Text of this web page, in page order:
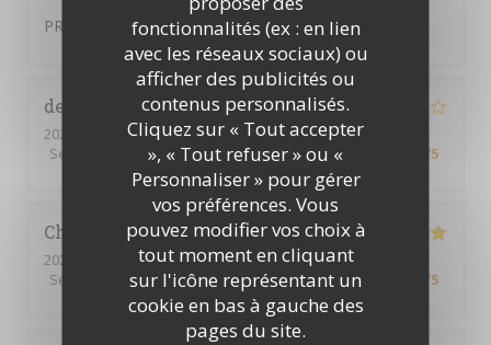
fonctionnalités (ex : en lien
avec les réseaux sociaux) ou
afficher des publicités ou
contenus personnalisés.
Cliquez sur « Tout accepter
», « Tout refuser » ou «
Personnaliser » pour gérer
vos préférences. Vous
pouvez modifier vos choix à
tout moment en cliquant
sur l'icône représentant un
cookie en bas à gauche des
pages du site.
PRODUIT FRAIS TRES BONNE QUALITE
delphine
2024-02-01
- 19:30 - Couverts 4
Service
Ambiance:4/5 Cuisine: 5 /5 Qualité / Prix /5
Christine T
2024-01-30
- 19:00 - Couverts 4
Service
Ambiance:4 /5 Cuisine:4/5 Qualité / Prix /5